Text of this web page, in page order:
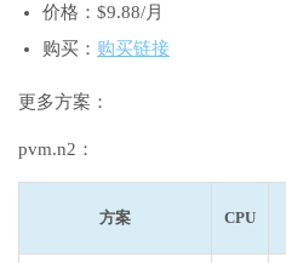
价格：$9.88/月
购买： 购买链接
更多方案：
pvm.n2：
方案 CPU